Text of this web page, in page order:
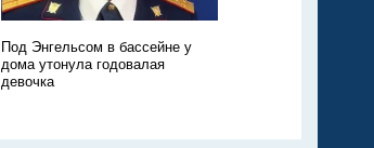
Под Энгельсом в бассейне у
дома утонула годовалая
девочка